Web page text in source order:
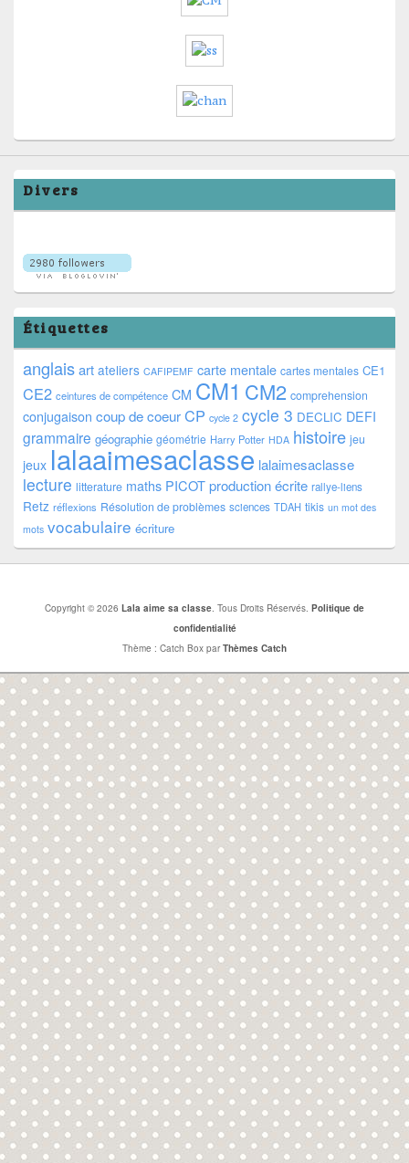
Divers
Étiquettes
anglaisart ateliers CAFIPEMF carte mentale cartes mentales CE1
CE2 ceintures de compétence CM CM1 CM2 comprehension
conjugaison coup de coeurCP cycle 2 cycle 3 DECLIC DEFI
grammaire géographie géométrie Harry Potter HDA histoire jeu
jeux lalaaimesaclasse lalaimesaclasse
lecture litterature maths PICOTproduction écrite rallye-liens
Retz réflexions Résolution de problèmes sciences TDAH tikis un mot des
mots vocabulaire écriture
Copyright © 2026 Lala aime sa classe. Tous Droits Réservés. Politique de
confidentialité
Thème : Catch Box parThèmes Catch